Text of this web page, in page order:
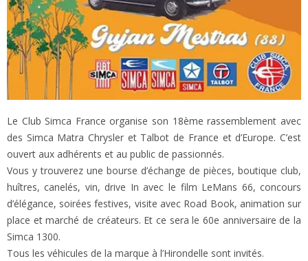
Le Club Simca France organise son 18ème rassemblement avec
des Simca Matra Chrysler et Talbot de France et d’Europe. C’est
ouvert aux adhérents et au public de passionnés.
Vous y trouverez une bourse d’échange de pièces, boutique club,
huîtres, canelés, vin, drive In avec le film LeMans 66, concours
d’élégance, soirées festives, visite avec Road Book, animation sur
place et marché de créateurs. Et ce sera le 60e anniversaire de la
Simca 1300.
Tous les véhicules de la marque à l’Hirondelle sont invités.